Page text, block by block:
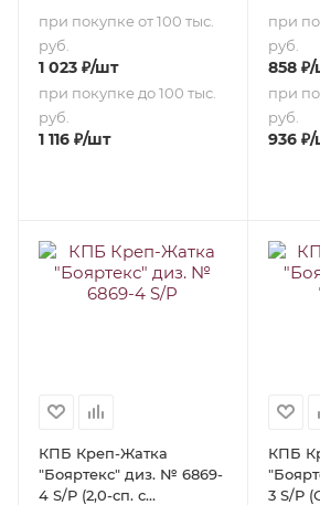
при покупке от 100 тыс.
руб.
1 023 ₽/шт
при покупке до 100 тыс.
руб.
1 116 ₽/шт
при
руб.
858₽/
при
руб.
936₽/
КПБ Креп-Жатка
"Бояртекс" диз. № 6869-
4 S/P (2,0-сп. с
КПБ
3 S/P